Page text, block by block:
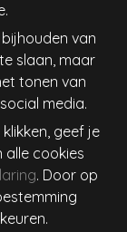
New Zealand
van
slaan, maar
tonen van
media.
geef je
cookies
. Door op